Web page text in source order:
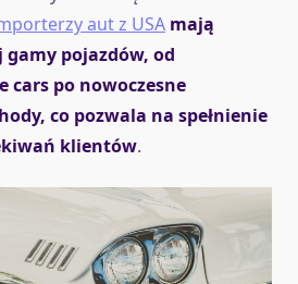
aut z USA mają
gamy pojazdów, od
cars po nowoczesne
co pozwala na spełnienie
klientów.